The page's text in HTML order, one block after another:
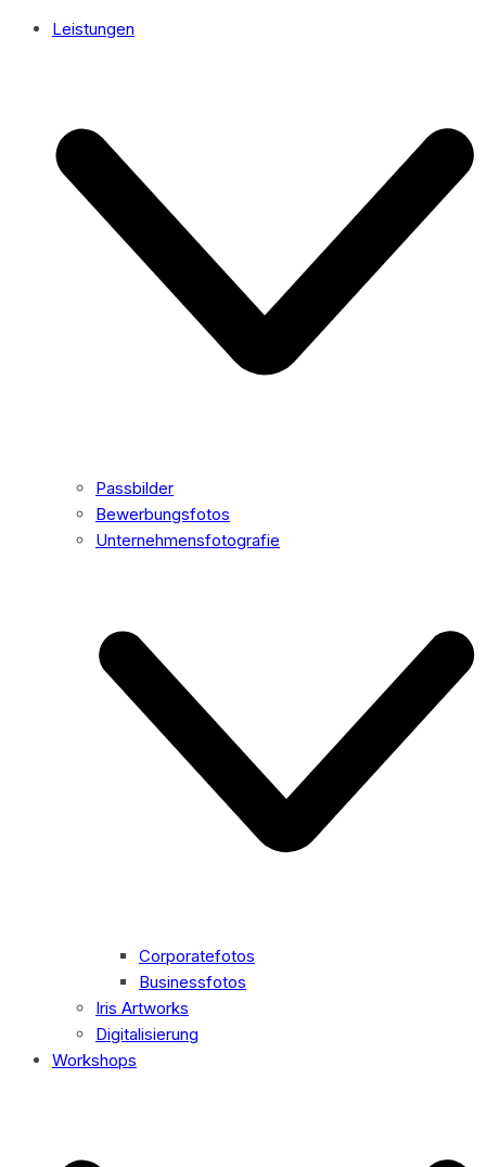
Leistungen
Passbilder
Bewerbungsfotos
Unternehmensfotografie
Corporatefotos
Businessfotos
Iris Artworks
Digitalisierung
Workshops